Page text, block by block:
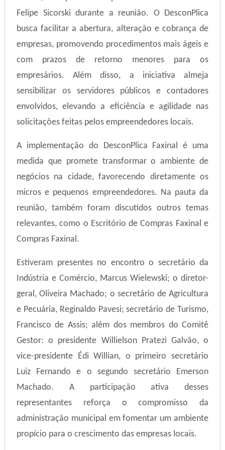
Felipe Sicorski durante a reunião. O DesconPlica
busca facilitar a abertura, alteração e cobrança de
empresas, promovendo procedimentos mais ágeis e
com prazos de retorno menores para os
empresários. Além disso, a iniciativa almeja
sensibilizar os servidores públicos e contadores
envolvidos, elevando a eficiência e agilidade nas
solicitações feitas pelos empreendedores locais.
A implementação do DesconPlica Faxinal é uma
medida que promete transformar o ambiente de
negócios na cidade, favorecendo diretamente os
micros e pequenos empreendedores. Na pauta da
reunião, também foram discutidos outros temas
relevantes, como o Escritório de Compras Faxinal e
Compras Faxinal.
Estiveram presentes no encontro o secretário da
Indústria e Comércio, Marcus Wielewski; o diretor-
geral, Oliveira Machado; o secretário de Agricultura
e Pecuária, Reginaldo Pavesi; secretário de Turismo,
Francisco de Assis; além dos membros do Comitê
Gestor: o presidente Willielson Pratezi Galvão, o
vice-presidente Édi Willian, o primeiro secretário
Luiz Fernando e o segundo secretário Emerson
Machado. A participação ativa desses
representantes reforça o compromisso da
administração municipal em fomentar um ambiente
propício para o crescimento das empresas locais.